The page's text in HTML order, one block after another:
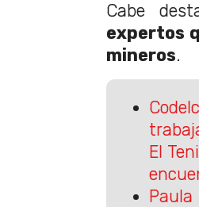
Cabe
expertos
mineros.
El